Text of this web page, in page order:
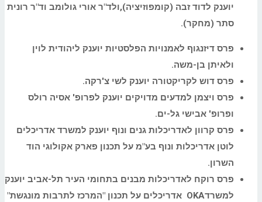
יוענק לדוד זבה (קומפוזיציה),ולד"ר אורי גולומב וד"ר רונית
סתר (מחקר).
פרס דיזנגוף לאמנויות הפלסטיות יוענק ליהודית לוין
ולאיתן בן-משה.
פרס דוש לקריקטורה יוענק לשי צ'רקה.
פרס ויצמן למדעים מדויקים יוענק לפרופ' אסיה רולס
ופרופ' אבישי גל-ים.
פרס קרוון לאדריכלות גנים ונוף יוענק למשרד אדריכלים
לוטן אדריכלות ונוף בע"מ על תכנון פארק אקולוגי הוד
השרון.
פרס רוקח לאדריכלות מבנים בתחומי העיר תל-אביב יוענק
למשרדOKA אדריכלים על תכנון "המרכז לתרבות מונגשת"